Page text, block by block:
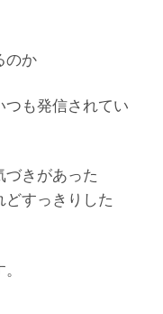
のか
つも発信されてい
づきがあった
どすっきりした